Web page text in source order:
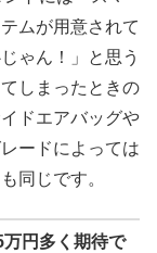
ムが用意されて
ゃん！」と思う
しまったときの
ドエアバッグや
ードによっては
同じです。
円多く期待で